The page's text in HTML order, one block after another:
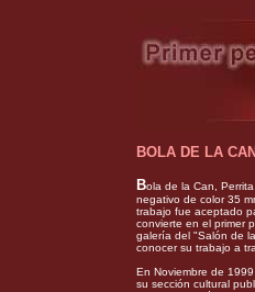
BOLA DE LA CAN
Bola de la Can,
negativo de color 35
trabajo fue aceptado
convierte en el primer
galería del "Salón de
conocer su trabajo a
En Noviembre de
su sección cultural